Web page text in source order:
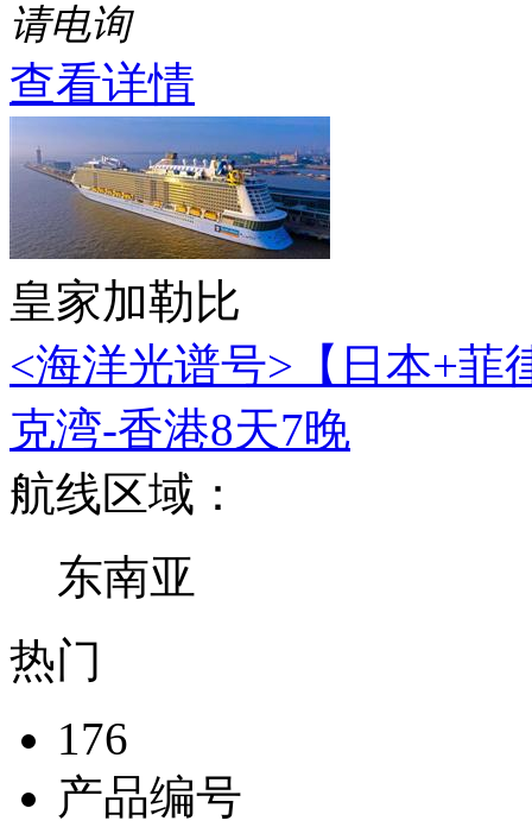
请电询
查看详情
皇家加勒比
<海洋光谱号>【日本+菲
克湾-香港8天7晚
航线区域：
东南亚
热门
176
产品编号